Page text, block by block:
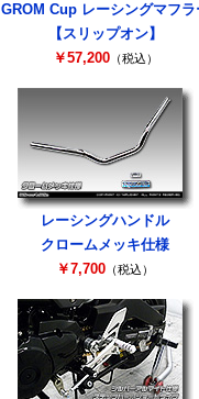
GROM Cup レーシングマフラ
【スリップオン】
￥57,200（税込）
レーシングハンドル
クロームメッキ仕様
￥7,700 （税込）